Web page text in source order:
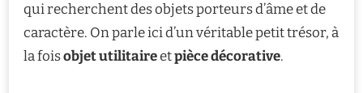
qui recherchent des objets porteurs d’âme et de
caractère. On parle ici d’un véritable petit trésor, à
la foisobjet utilitaireetpièce décorative.